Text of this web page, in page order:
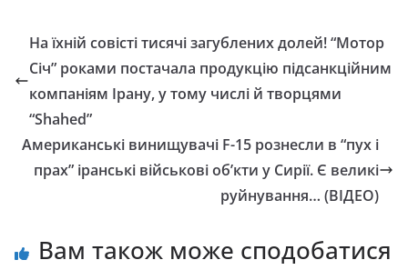
На їхній совісті тисячі загублених долей! “Мотор
Січ” роками постачала продукцію підсанкційним
компаніям Ірану, у тому числі й творцями
“Shahed”
Американські винищувачі F-15 рознесли в “пух і
прах” іранські військові об’кти у Сирії. Є великі
руйнування… (ВІДЕО)
Вам також може сподобатися